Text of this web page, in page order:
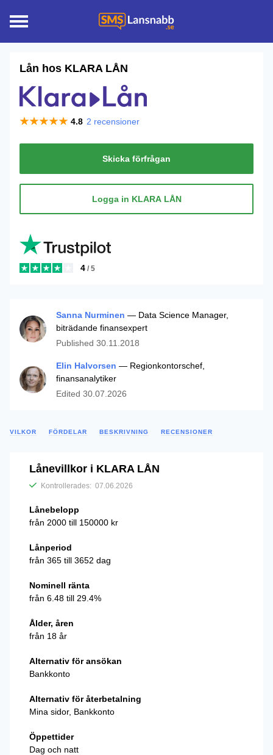
Lån hos KLARA LÅN
4.8 2 recensioner
Skicka förfrågan
Logga in KLARA LÅN
4 / 5
Sanna Nurminen — Data Science Manager,
biträdande finansexpert
Published 30.11.2018
Elin Halvorsen — Regionkontorschef,
finansanalytiker
Edited 30.07.2026
VILKOR FÖRDELAR BESKRIVNING RECENSIONER
Lånevillkor i KLARA LÅN
Kontrollerades: 07.06.2026
Lånebelopp
från 2000 till 150000 kr
Lånperiod
från 365 till 3652 dag
Nominell ränta
från 6.48 till 29.4%
Ålder, åren
från 18 år
Alternativ för ansökan
Bankkonto
Alternativ för återbetalning
Mina sidor, Bankkonto
Öppettider
Dag och natt